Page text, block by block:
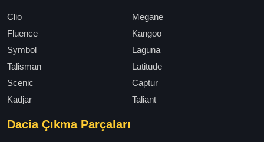
Clio
Megane
Fluence
Kangoo
Symbol
Laguna
Talisman
Latitude
Scenic
Captur
Kadjar
Taliant
Dacia Çıkma Parçaları